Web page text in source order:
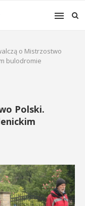
o Mistrzostwo
bulodromie
Polski.